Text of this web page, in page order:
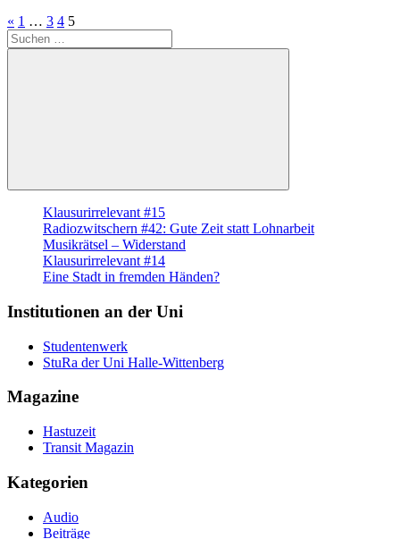
Seitennummerierung
der
« Vorherige
Beiträge
1 … 3 4 5
Suche
nach:
Suchen
Klausurirrelevant #15
Radiozwitschern #42: Gute Zeit statt Lohnarbeit
Musikrätsel – Widerstand
Klausurirrelevant #14
Eine Stadt in fremden Händen?
Institutionen an der Uni
Studentenwerk
StuRa der Uni Halle-Wittenberg
Magazine
Hastuzeit
Transit Magazin
Kategorien
Audio
Beiträge